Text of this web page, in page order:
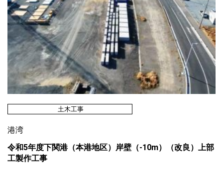
土木工事
港湾
令和5年度下関港（本港地区）岸壁（-10m）（改良）上部
工製作工事